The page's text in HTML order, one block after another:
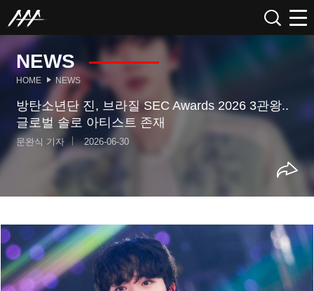
NEWS
HOME NEWS
방탄소년단 진, 브라질 SEC Awards 2026 3관왕..
글로벌 솔로 아티스트 존재
문완식 기자 2026-06-30